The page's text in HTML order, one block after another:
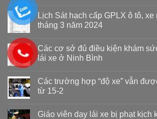
Lịch Sát hạch cấp GPLX ô tô,
tháng 3 năm 2024
Các cơ sở đủ điều kiện khám
lái xe ở Ninh Bình
Các trường hợp “độ xe” vẫn
từ 15-2
Giáo viên dạy lái xe bị phạt kịch